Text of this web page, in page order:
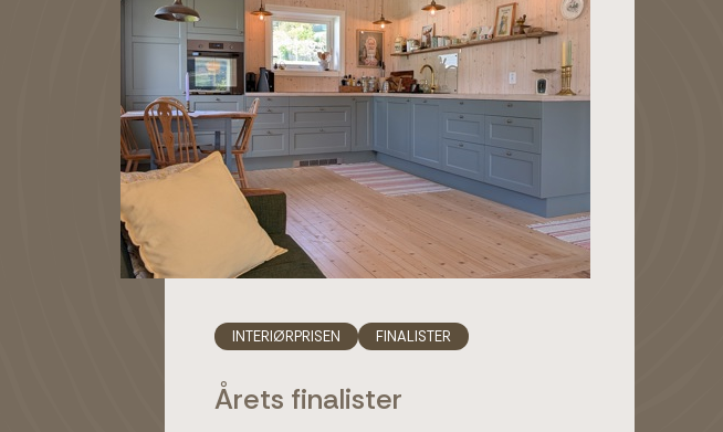
INTERIØRPRISEN FINALISTER
Årets finalister